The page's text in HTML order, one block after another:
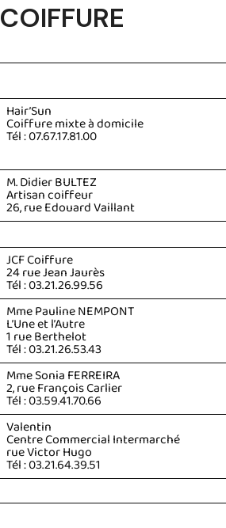
COIFFURE
Hair’Sun
Coiffure mixte à domicile
Tél : 07.67.17.81.00
M. Didier BULTEZ
Artisan coiffeur
26, rue Edouard Vaillant
JCF Coiffure
24 rue Jean Jaurès
Tél : 03.21.26.99.56
Mme Pauline NEMPONT
L’Une et l’Autre
1 rue Berthelot
Tél : 03.21.26.53.43
Mme Sonia FERREIRA
2, rue François Carlier
Tél : 03.59.41.70.66
Valentin
Centre Commercial Intermarché
rue Victor Hugo
Tél : 03.21.64.39.51